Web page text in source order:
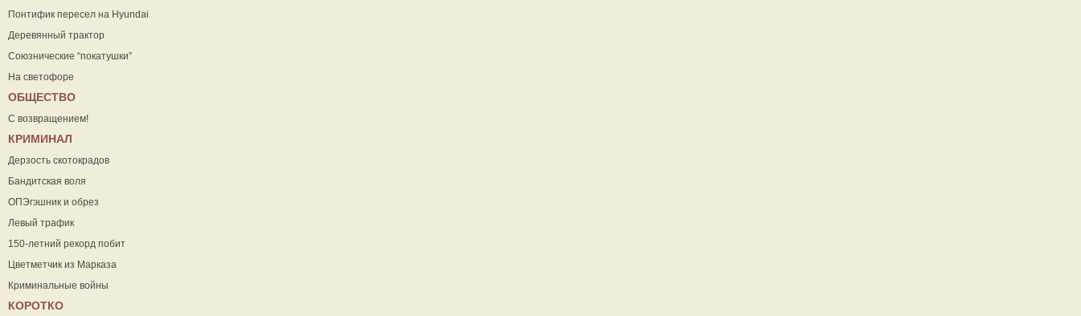
Понтифик пересел на Hyundai
Деревянный трактор
Союзнические “покатушки”
На светофоре
ОБЩЕСТВО
С возвращением!
КРИМИНАЛ
Дерзость скотокрадов
Бандитская воля
ОПЭгэшник и обрез
Левый трафик
150-летний рекорд побит
Цветметчик из Марказа
Криминальные войны
КОРОТКО